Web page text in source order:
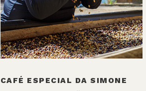
CAFÉ ESPECIAL DA SIMONE